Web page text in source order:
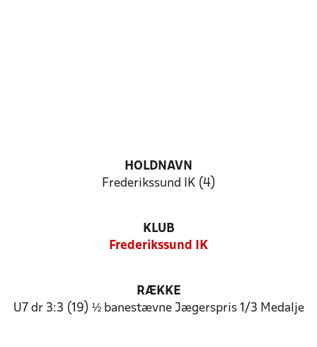
HOLDNAVN
Frederikssund IK (4)
KLUB
Frederikssund IK
RÆKKE
U7 dr 3:3 (19) ½ banestævne Jægerspris 1/3 Medalje